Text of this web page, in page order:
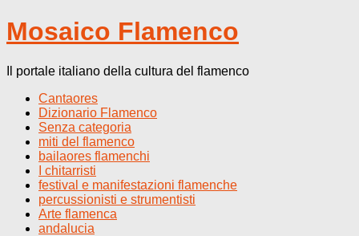
Mosaico Flamenco
Il portale italiano della cultura del flamenco
Cantaores
Dizionario Flamenco
Senza categoria
miti del flamenco
bailaores flamenchi
I chitarristi
festival e manifestazioni flamenche
percussionisti e strumentisti
Arte flamenca
andalucia